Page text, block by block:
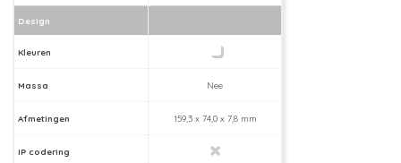
Design
Kleuren
Massa Nee
Afmetingen 159,3 x 74,0 x 7,8 mm
IP codering